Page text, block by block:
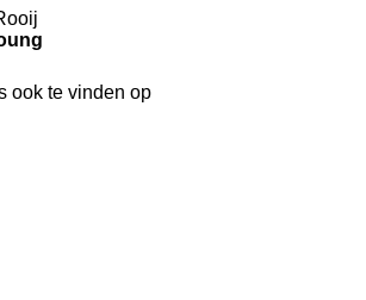
Jan van Rooij
ook te vinden op